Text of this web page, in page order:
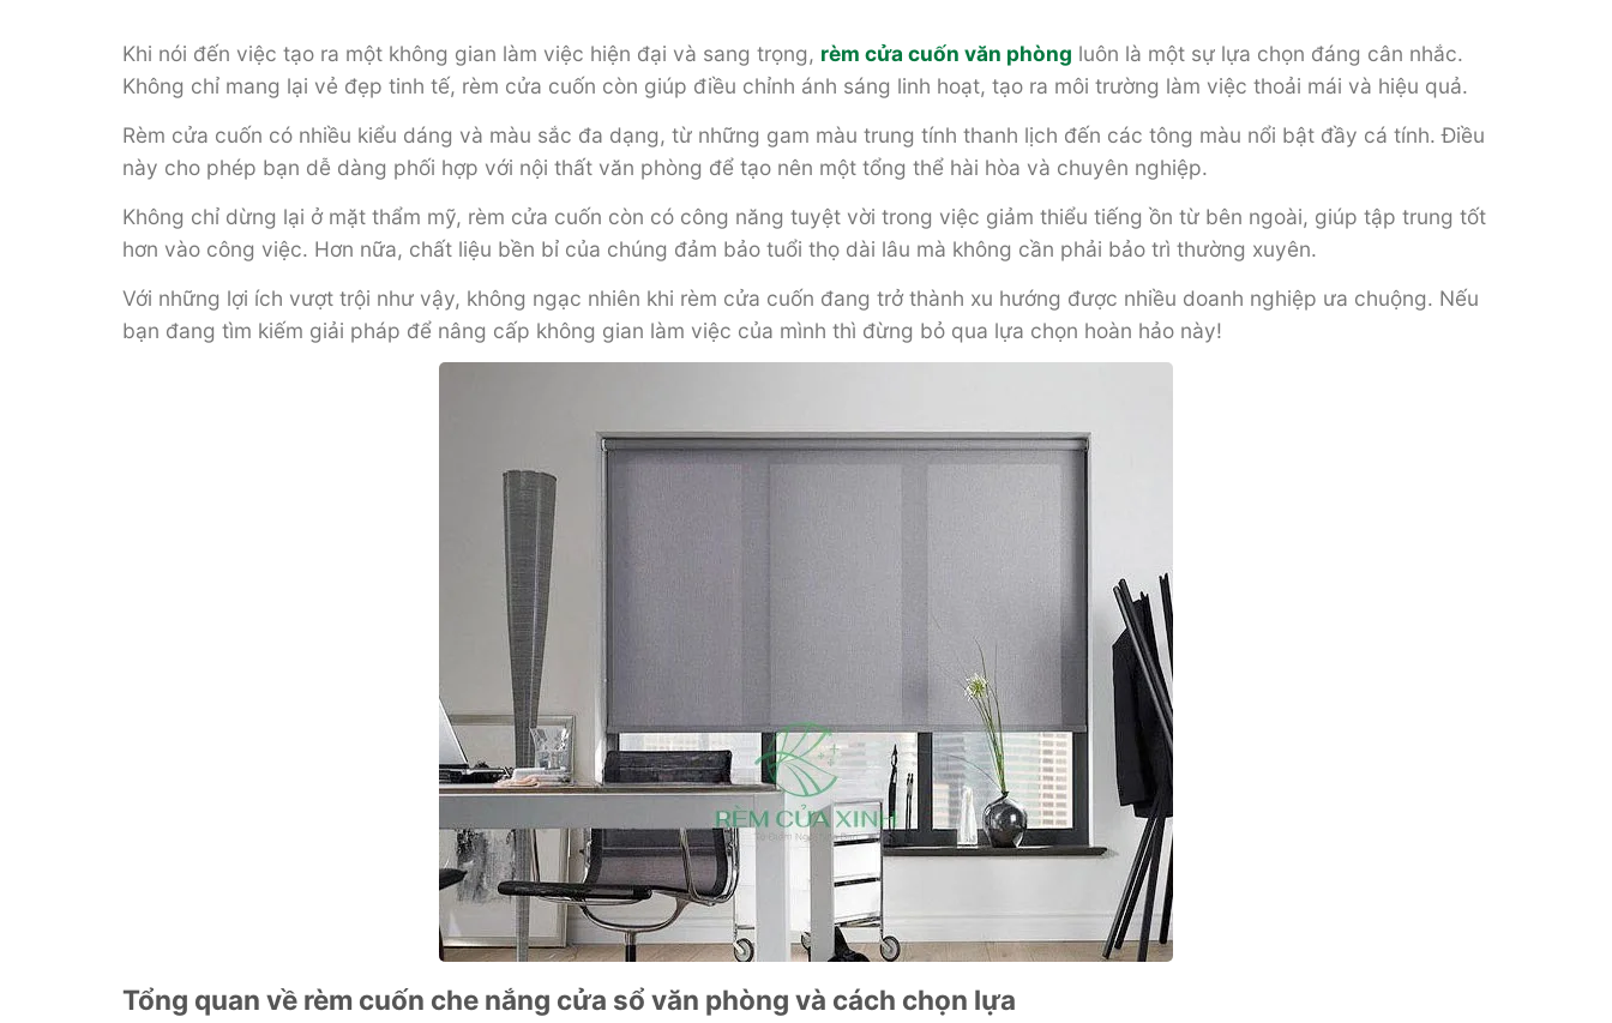
Khi nói đến việc tạo ra một không gian làm việc hiện đại và sang trọng, rèm cửa cuốn văn phòng luôn là một sự lựa chọn đáng cân nhắc.
Không chỉ mang lại vẻ đẹp tinh tế, rèm cửa cuốn còn giúp điều chỉnh ánh sáng linh hoạt, tạo ra môi trường làm việc thoải mái và hiệu quả.
Rèm cửa cuốn có nhiều kiểu dáng và màu sắc đa dạng, từ những gam màu trung tính thanh lịch đến các tông màu nổi bật đầy cá tính. Điều
này cho phép bạn dễ dàng phối hợp với nội thất văn phòng để tạo nên một tổng thể hài hòa và chuyên nghiệp.
Không chỉ dừng lại ở mặt thẩm mỹ, rèm cửa cuốn còn có công năng tuyệt vời trong việc giảm thiểu tiếng ồn từ bên ngoài, giúp tập trung tốt
hơn vào công việc. Hơn nữa, chất liệu bền bỉ của chúng đảm bảo tuổi thọ dài lâu mà không cần phải bảo trì thường xuyên.
Với những lợi ích vượt trội như vậy, không ngạc nhiên khi rèm cửa cuốn đang trở thành xu hướng được nhiều doanh nghiệp ưa chuộng. Nếu
bạn đang tìm kiếm giải pháp để nâng cấp không gian làm việc của mình thì đừng bỏ qua lựa chọn hoàn hảo này!
Tổng quan về rèm cuốn che nắng cửa sổ văn phòng và cách chọn lựa